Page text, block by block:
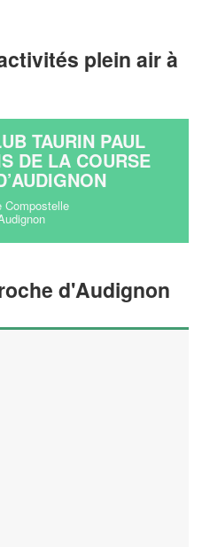
plein air à
TAURIN PAUL
DE LA COURSE
Compostelle
d'Audignon
clients !